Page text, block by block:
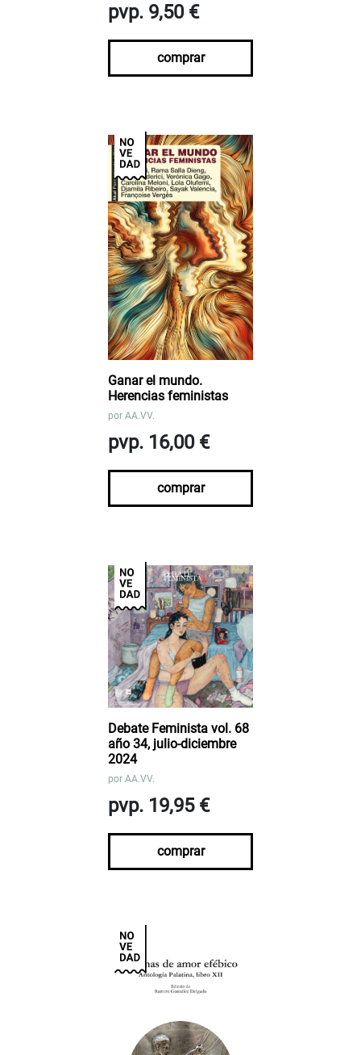
pvp. 9,50 €
comprar
Ganar el mundo.
Herencias feministas
por AA.VV.
pvp. 16,00 €
comprar
Debate Feminista vol. 68
año 34, julio-diciembre
2024
por AA.VV.
pvp. 19,95 €
comprar